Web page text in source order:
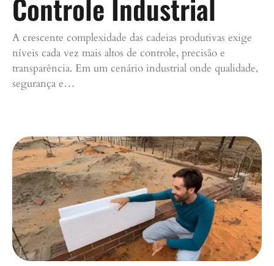
Controle Industrial
A crescente complexidade das cadeias produtivas exige
níveis cada vez mais altos de controle, precisão e
transparência. Em um cenário industrial onde qualidade,
segurança e…